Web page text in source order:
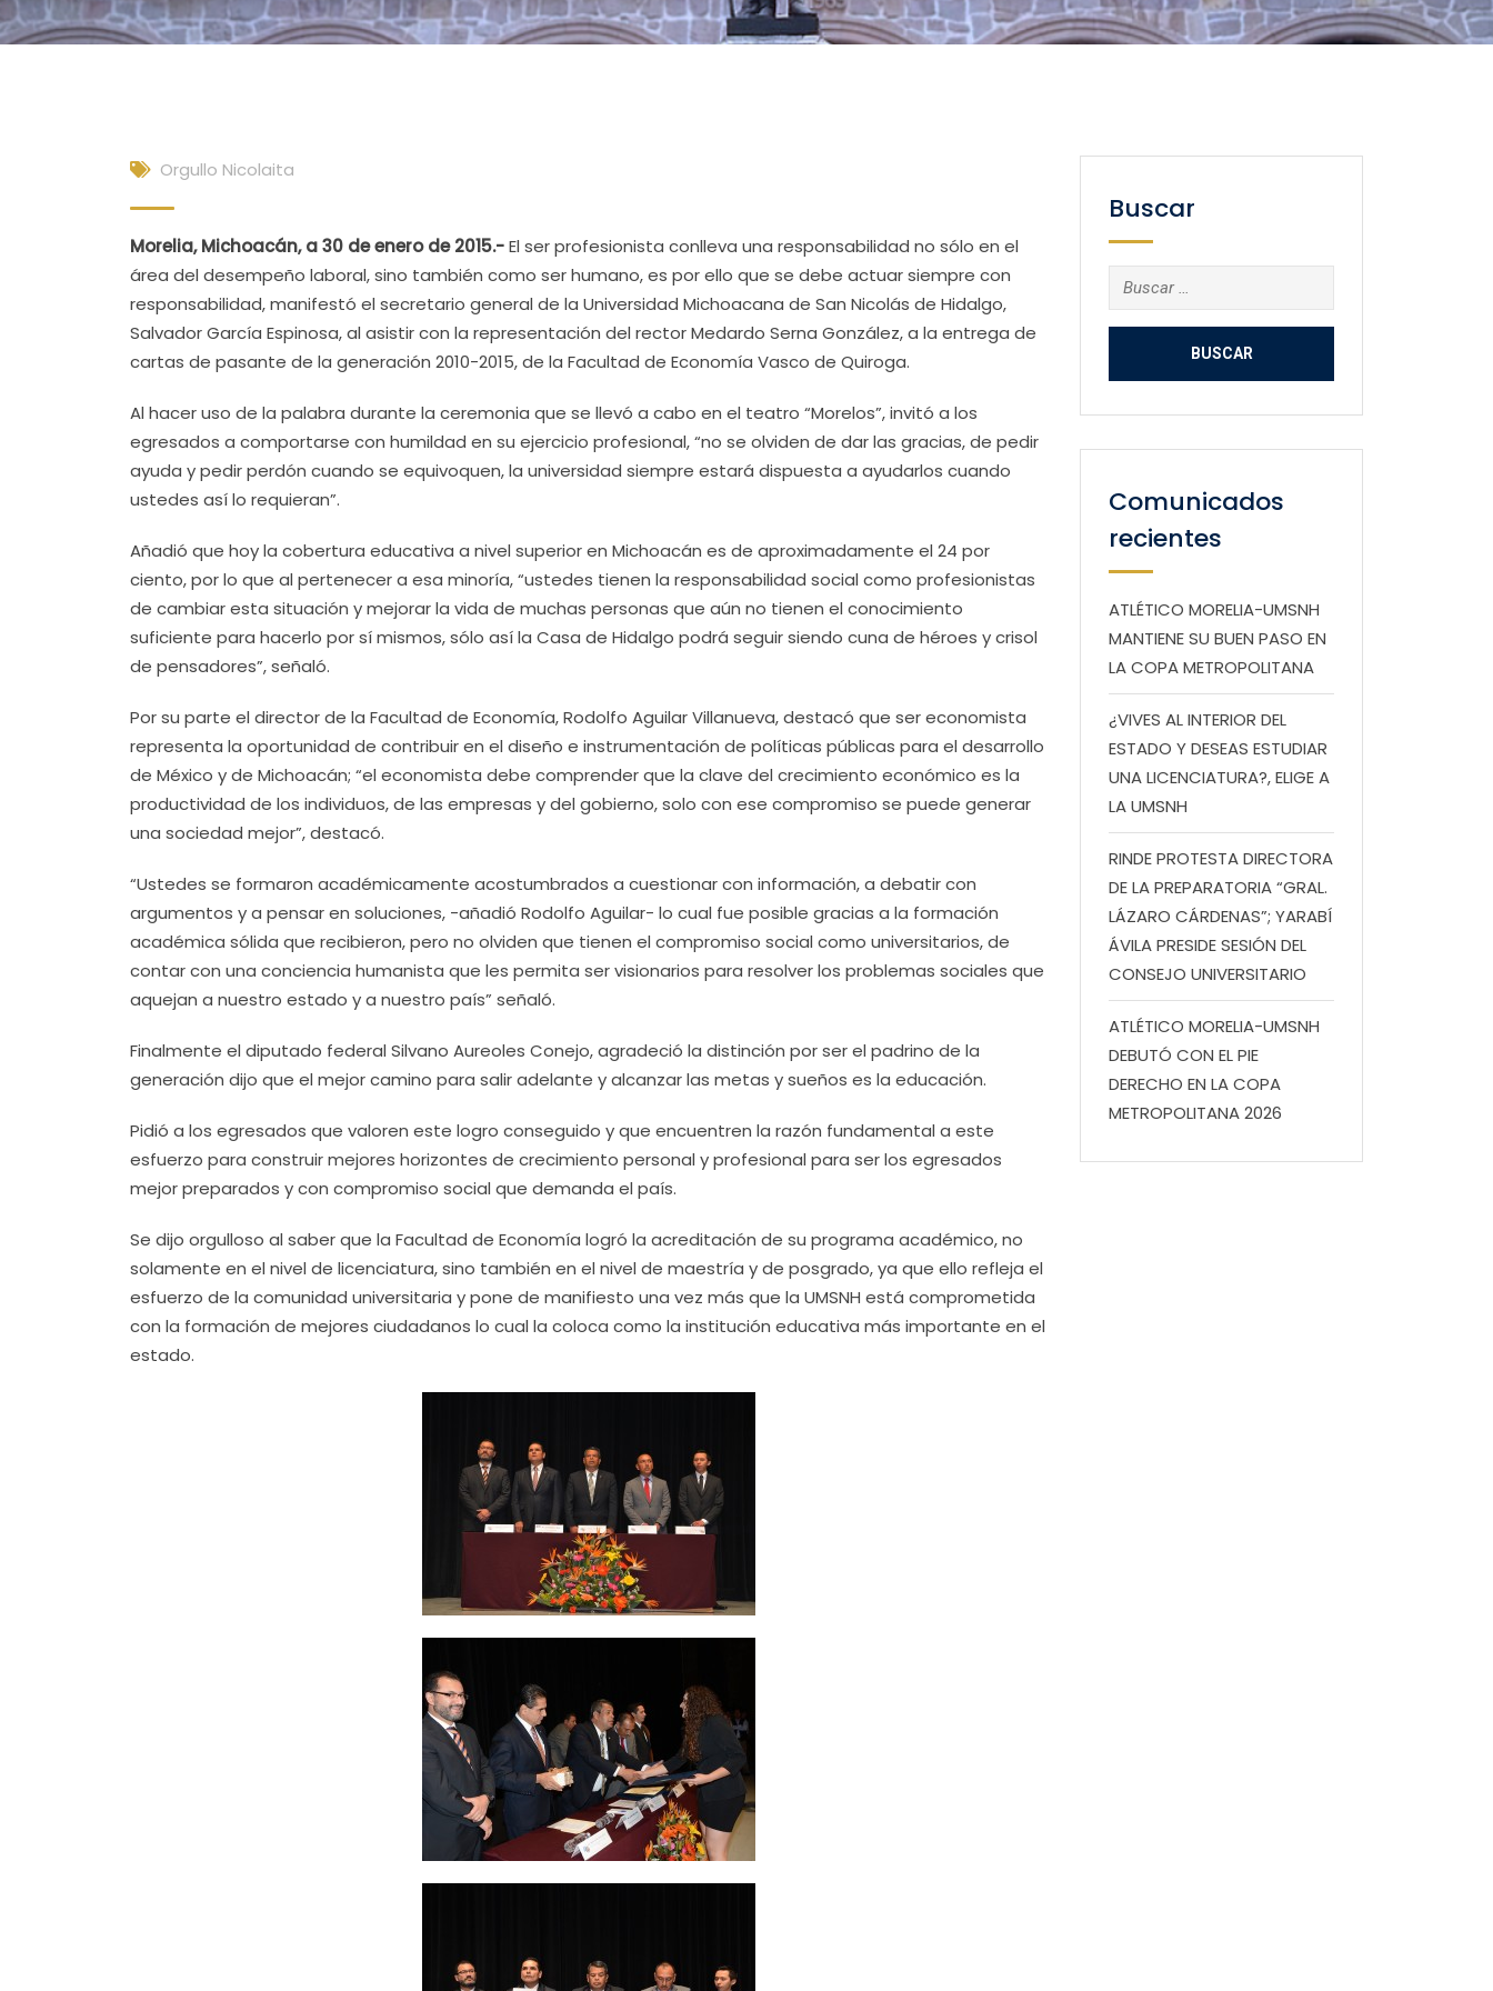
Orgullo Nicolaita
Morelia, Michoacán, a 30 de enero de 2015.-El ser profesionista conlleva una responsabilidad no sólo en el
área del desempeño laboral, sino también como ser humano, es por ello que se debe actuar siempre con
responsabilidad, manifestó el secretario general de la Universidad Michoacana de San Nicolás de Hidalgo,
Salvador García Espinosa, al asistir con la representación del rector Medardo Serna González, a la entrega de
cartas de pasante de la generación 2010-2015, de la Facultad de Economía Vasco de Quiroga.
Al hacer uso de la palabra durante la ceremonia que se llevó a cabo en el teatro “Morelos”, invitó a los
egresados a comportarse con humildad en su ejercicio profesional, “no se olviden de dar las gracias, de pedir
ayuda y pedir perdón cuando se equivoquen, la universidad siempre estará dispuesta a ayudarlos cuando
ustedes así lo requieran”.
Añadió que hoy la cobertura educativa a nivel superior en Michoacán es de aproximadamente el 24 por
ciento, por lo que al pertenecer a esa minoría, “ustedes tienen la responsabilidad social como profesionistas
de cambiar esta situación y mejorar la vida de muchas personas que aún no tienen el conocimiento
suficiente para hacerlo por sí mismos, sólo así la Casa de Hidalgo podrá seguir siendo cuna de héroes y crisol
de pensadores”, señaló.
Por su parte el director de la Facultad de Economía, Rodolfo Aguilar Villanueva, destacó que ser economista
representa la oportunidad de contribuir en el diseño e instrumentación de políticas públicas para el desarrollo
de México y de Michoacán; “el economista debe comprender que la clave del crecimiento económico es la
productividad de los individuos, de las empresas y del gobierno, solo con ese compromiso se puede generar
una sociedad mejor”, destacó.
“Ustedes se formaron académicamente acostumbrados a cuestionar con información, a debatir con
argumentos y a pensar en soluciones, -añadió Rodolfo Aguilar- lo cual fue posible gracias a la formación
académica sólida que recibieron, pero no olviden que tienen el compromiso social como universitarios, de
contar con una conciencia humanista que les permita ser visionarios para resolver los problemas sociales que
aquejan a nuestro estado y a nuestro país” señaló.
Finalmente el diputado federal Silvano Aureoles Conejo, agradeció la distinción por ser el padrino de la
generación dijo que el mejor camino para salir adelante y alcanzar las metas y sueños es la educación.
Pidió a los egresados que valoren este logro conseguido y que encuentren la razón fundamental a este
esfuerzo para construir mejores horizontes de crecimiento personal y profesional para ser los egresados
mejor preparados y con compromiso social que demanda el país.
Se dijo orgulloso al saber que la Facultad de Economía logró la acreditación de su programa académico, no
solamente en el nivel de licenciatura, sino también en el nivel de maestría y de posgrado, ya que ello refleja el
esfuerzo de la comunidad universitaria y pone de manifiesto una vez más que la UMSNH está comprometida
con la formación de mejores ciudadanos lo cual la coloca como la institución educativa más importante en el
estado.
Buscar
Buscar:
Comunicados
recientes
ATLÉTICO MORELIA-UMSNH
MANTIENE SU BUEN PASO EN
LA COPA METROPOLITANA
¿VIVES AL INTERIOR DEL
ESTADO Y DESEAS ESTUDIAR
UNA LICENCIATURA?, ELIGE A
LA UMSNH
RINDE PROTESTA DIRECTORA
DE LA PREPARATORIA “GRAL.
LÁZARO CÁRDENAS”; YARABÍ
ÁVILA PRESIDE SESIÓN DEL
CONSEJO UNIVERSITARIO
ATLÉTICO MORELIA-UMSNH
DEBUTÓ CON EL PIE
DERECHO EN LA COPA
METROPOLITANA 2026